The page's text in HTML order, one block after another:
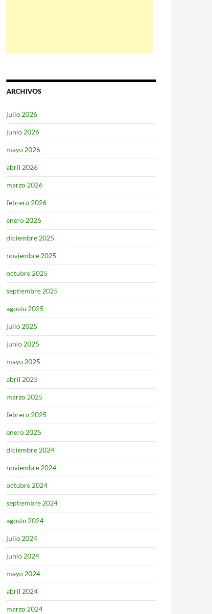
ARCHIVOS
julio 2026
junio 2026
mayo 2026
abril 2026
marzo 2026
febrero 2026
enero 2026
diciembre 2025
noviembre 2025
octubre 2025
septiembre 2025
agosto 2025
julio 2025
junio 2025
mayo 2025
abril 2025
marzo 2025
febrero 2025
enero 2025
diciembre 2024
noviembre 2024
octubre 2024
septiembre 2024
agosto 2024
julio 2024
junio 2024
mayo 2024
abril 2024
marzo 2024